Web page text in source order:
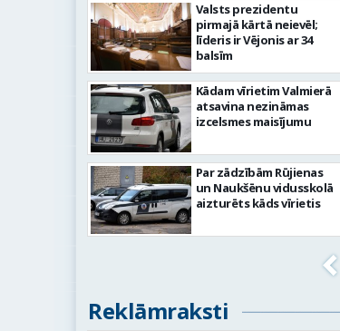
Valsts prezidentu
pirmajā kārtā neievēl;
līderis ir Vējonis ar 34
balsīm
Kādam vīrietim Valmierā
atsavina nezināmas
izcelsmes maisījumu
Par zādzībām Rūjienas
un Naukšēnu vidusskolā
aizturēts kāds vīrietis
Reklāmraksti